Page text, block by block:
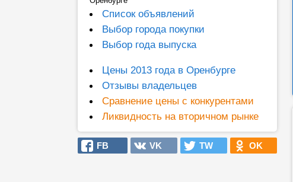
Список объявлений
Выбор города покупки
Выбор года выпуска
Цены 2013 года в Оренбурге
Отзывы владельцев
Сравнение цены с конкурентами
Ликвидность на вторичном рынке
FB VK TW OK